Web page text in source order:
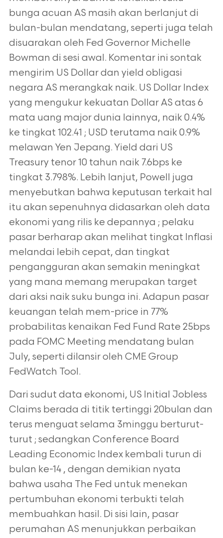
bunga acuan AS masih akan berlanjut di
bulan-bulan mendatang, seperti juga telah
disuarakan oleh Fed Governor Michelle
Bowman di sesi awal. Komentar ini sontak
mengirim US Dollar dan yield obligasi
negara AS merangkak naik. US Dollar Index
yang mengukur kekuatan Dollar AS atas 6
mata uang major dunia lainnya, naik 0.4%
ke tingkat 102.41 ; USD terutama naik 0.9%
melawan Yen Jepang. Yield dari US
Treasury tenor 10 tahun naik 7.6bps ke
tingkat 3.798%. Lebih lanjut, Powell juga
menyebutkan bahwa keputusan terkait hal
itu akan sepenuhnya didasarkan oleh data
ekonomi yang rilis ke depannya ; pelaku
pasar berharap akan melihat tingkat Inflasi
melandai lebih cepat, dan tingkat
pengangguran akan semakin meningkat
yang mana memang merupakan target
dari aksi naik suku bunga ini. Adapun pasar
keuangan telah mem-price in 77%
probabilitas kenaikan Fed Fund Rate 25bps
pada FOMC Meeting mendatang bulan
July, seperti dilansir oleh CME Group
FedWatch Tool.
Dari sudut data ekonomi, US Initial Jobless
Claims berada di titik tertinggi 20bulan dan
terus menguat selama 3minggu berturut-
turut ; sedangkan Conference Board
Leading Economic Index kembali turun di
bulan ke-14 , dengan demikian nyata
bahwa usaha The Fed untuk menekan
pertumbuhan ekonomi terbukti telah
membuahkan hasil. Di sisi lain, pasar
perumahan AS menunjukkan perbaikan